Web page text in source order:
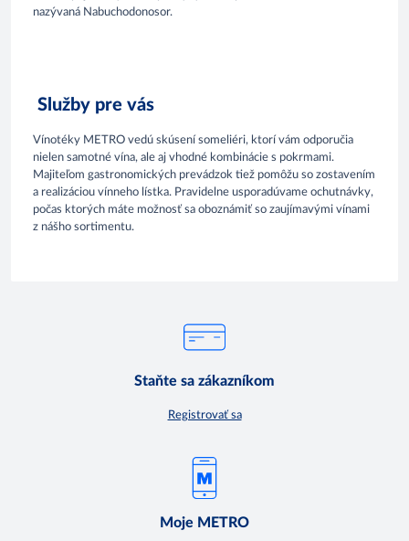
nazývaná Nabuchodonosor.
Služby pre vás
Vínotéky METRO vedú skúsení someliéri, ktorí vám odporučia
nielen samotné vína, ale aj vhodné kombinácie s pokrmami.
Majiteľom gastronomických prevádzok tiež pomôžu so zostavením
a realizáciou vínneho lístka. Pravidelne usporadúvame ochutnávky,
počas ktorých máte možnosť sa oboznámiť so zaujímavými vínami
z nášho sortimentu.
Staňte sa zákazníkom
Registrovať sa
Moje METRO